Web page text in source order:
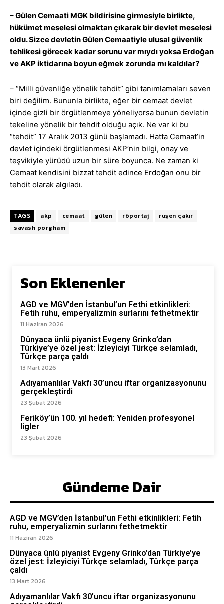
– Gülen Cemaati MGK bildirisine girmesiyle birlikte,
hükümet meselesi olmaktan çıkarak bir devlet meselesi
oldu. Sizce devletin Gülen Cemaatiyle ulusal güvenlik
tehlikesi görecek kadar sorunu var mıydı yoksa Erdoğan
ve AKP iktidarına boyun eğmek zorunda mı kaldılar?
– “Milli güvenliğe yönelik tehdit” gibi tanımlamaları seven
biri değilim. Bununla birlikte, eğer bir cemaat devlet
içinde gizli bir örgütlenmeye yöneliyorsa bunun devletin
tekeline yönelik bir tehdit olduğu açık. Ne var ki bu
“tehdit” 17 Aralık 2013 günü başlamadı. Hatta Cemaat’in
devlet içindeki örgütlenmesi AKP’nin bilgi, onay ve
teşvikiyle yürüdü uzun bir süre boyunca. Ne zaman ki
Cemaat kendisini bizzat tehdit edince Erdoğan onu bir
tehdit olarak algıladı.
TAGS akp cemaat gülen röportaj
ruşen çakır
savash porgham
Son Eklenenler
AGD ve MGV’den İstanbul’un Fethi etkinlikleri:
Fetih ruhu, emperyalizmin surlarını fethetmektir
11 Haziran 2026
Dünyaca ünlü piyanist Evgeny Grinko’dan
Türkiye’ye özel jest: İzleyiciyi Türkçe selamladı,
Türkçe parça çaldı
13 Mart 2026
Adıyamanlılar Vakfı 30’uncu iftar organizasyonunu
gerçekleştirdi
23 Şubat 2026
Feriköy’ün 100. yıl hedefi: Yeniden profesyonel
ligler
23 Şubat 2026
Gündeme Dair
AGD ve MGV’den İstanbul’un Fethi etkinlikleri: Fetih
ruhu, emperyalizmin surlarını fethetmektir
11 Haziran 2026
Dünyaca ünlü piyanist Evgeny Grinko’dan Türkiye’ye
özel jest: İzleyiciyi Türkçe selamladı, Türkçe parça
çaldı
13 Mart 2026
Adıyamanlılar Vakfı 30’uncu iftar organizasyonunu